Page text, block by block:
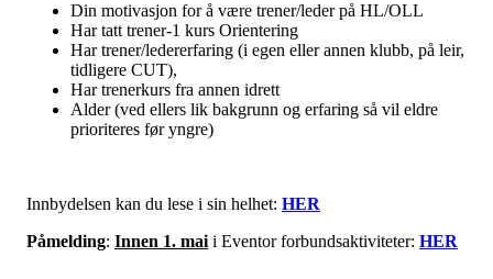
Din motivasjon for å være trener/leder på HL/OLL
Har tatt trener-1 kurs Orientering
Har trener/ledererfaring (i egen eller annen klubb, på leir,
tidligere CUT),
Har trenerkurs fra annen idrett
Alder (ved ellers lik bakgrunn og erfaring så vil eldre
prioriteres før yngre)
Innbydelsen kan du lese i sin helhet: HER
Påmelding: Innen 1. mai i Eventor forbundsaktiviteter: HER